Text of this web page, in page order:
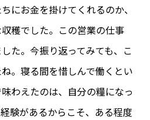
にお金を掛けてくれるのか、
穫でした。この営業の仕事
た。今振り返ってみても、こ
。寝る間を惜しんで働くとい
わえたのは、自分の糧になっ
験があるからこそ、ある程度